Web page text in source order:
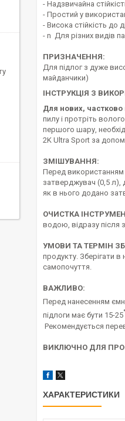
- Надзвичайна
- Простий у
- Висока стійкість до
- n Для різних видів
ПРИЗНАЧЕННЯ:
Для підлог з дуже
майданчики)
ІНСТРУКЦІЯ З
Для нових,
пилу і протріть
першого шару,
2K Ultra Sport за
ЗМІШУВАННЯ:
Перед використанням
затверджувач (0,5 л),
як в нього додано
ОЧИСТКА
водою, відразу після
УМОВИ ТА ТЕРМІН
продукту. Зберігати в
самопочуття.
ВАЖЛИВО:
Перед нанесенням
підлоги має бути 15-25°
Рекомендується
ВИКЛЮЧНО ДЛЯ
ХАРАКТЕРИСТИКИ